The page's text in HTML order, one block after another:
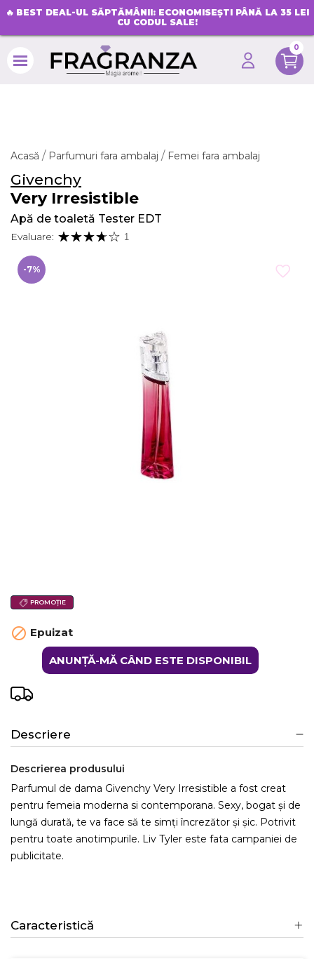
🔥 BEST DEAL-UL SĂPTĂMÂNII: ECONOMISEȘTI PÂNĂ LA 35 LEI
CU CODUL SALE!
0
Acasă Parfumuri fara ambalaj Femei fara ambalaj
Givenchy
Very Irresistible
Apă de toaletă Tester EDT
Evaluare: 1
-7%
PROMOȚIE
 Epuizat
ANUNȚĂ-MĂ CÂND ESTE DISPONIBIL
Descriere
Descrierea produsului
Parfumul de dama Givenchy Very Irresistible a fost creat
pentru femeia moderna si contemporana. Sexy, bogat și de
lungă durată, te va face să te simți încrezător și șic. Potrivit
pentru toate anotimpurile. Liv Tyler este fata campaniei de
publicitate.
Caracteristică